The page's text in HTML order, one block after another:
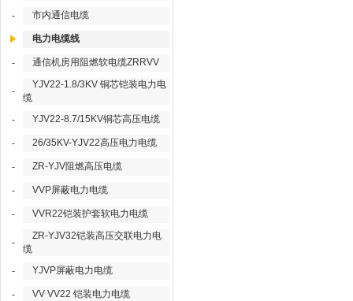
- 市内通信电缆
电力电缆线
- 通信机房用阻燃软电缆ZRRVV
-
YJV22-1.8/3KV 铜芯铠装电力电
缆
-
YJV22-8.7/15KV铜芯高压电缆
- 26/35KV-YJV22高压电力电缆
- ZR-YJV阻燃高压电缆
- VVP屏蔽电力电缆
- VVR22铠装护套软电力电缆
-
ZR-YJV32铠装高压交联电力电
缆
-
YJVP屏蔽电力电缆
- VV VV22 铠装电力电缆